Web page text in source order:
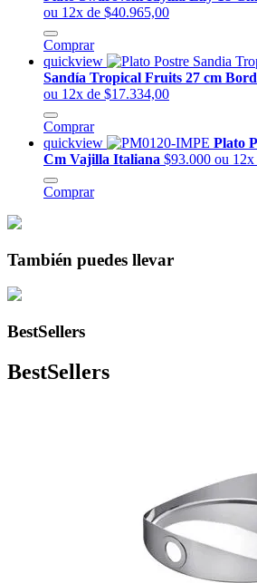
ou 12x de $40.965,00
Comprar
quickview
Sandía Tropical Fruits 27 cm
ou 12x de $17.334,00
Comprar
quickview
Plato
Cm Vajilla Italiana $93.000 ou 12x
Comprar
También puedes llevar
BestSellers
BestSellers